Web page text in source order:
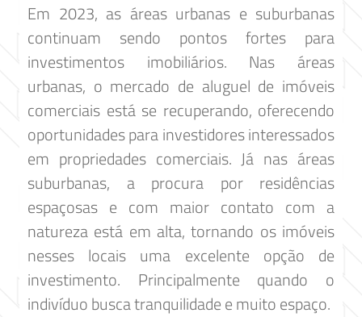
Em 2023, as áreas urbanas e suburbanas
continuam sendo pontos fortes para
investimentos imobiliários. Nas áreas
urbanas, o mercado de aluguel de imóveis
comerciais está se recuperando, oferecendo
oportunidades para investidores interessados
​​em propriedades comerciais. Já nas áreas
suburbanas, a procura por residências
espaçosas e com maior contato com a
natureza está em alta, tornando os imóveis
nesses locais uma excelente opção de
investimento. Principalmente quando o
indivíduo busca tranquilidade e muito espaço.